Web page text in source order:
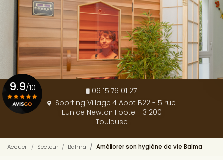
06 15 76 01 27
Sporting Village 4 Appt B22 - 5 rue
Eunice Newton Foote - 31200
Toulouse
9.9/10
Accueil Secteur Balma Améliorer son hygiène de vie Balma